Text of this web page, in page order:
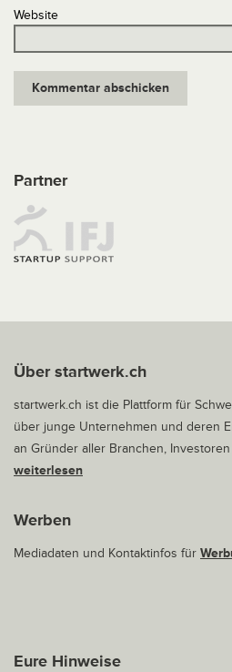
Website
Partner
Über startwerk.ch
startwerk.ch ist die Plattform für
über junge Unternehmen und deren
an Gründer aller Branchen,
weiterlesen
Werben
Mediadaten und Kontaktinfos für
Eure Hinweise